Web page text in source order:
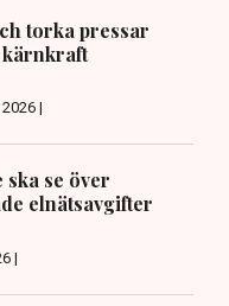
torka pressar
kärnkraft
|
ska se över
elnätsavgifter
|